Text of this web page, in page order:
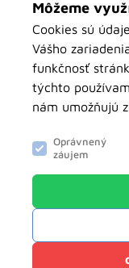
Kód produktu
Pre nákup
Klientský servis
Môžeme
Cookies sú
Vášho
funkčnosť
týchto
nám umožňujú
Oprávnený
záujem
Analytické
Tieto cookies
anonymných
Môžu hovoriť o